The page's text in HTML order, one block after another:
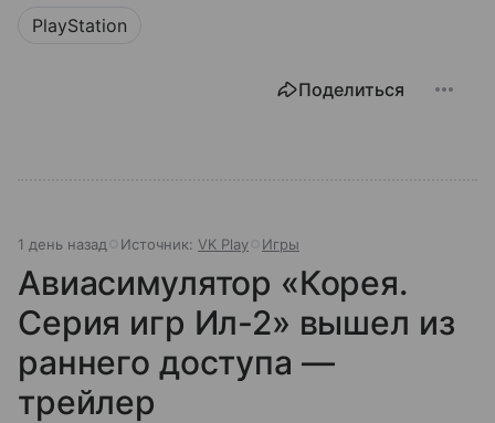
PlayStation
Поделиться
1 день назад Источник: VK Play Игры
Авиасимулятор «Корея.
Серия игр Ил-2» вышел из
раннего доступа —
трейлер